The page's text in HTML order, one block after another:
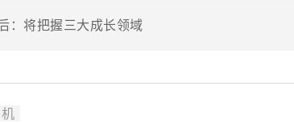
：将把握三大成长领域